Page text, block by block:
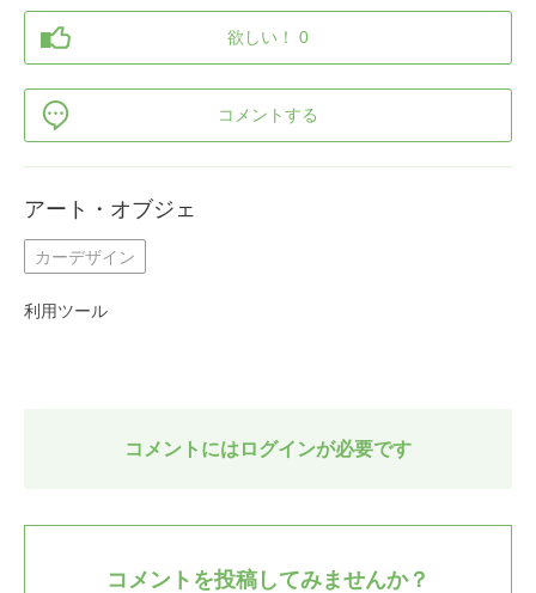
欲しい！ 0
コメントする
アート・オブジェ
カーデザイン
利用ツール
コメントにはログインが必要です
コメントを投稿してみませんか？